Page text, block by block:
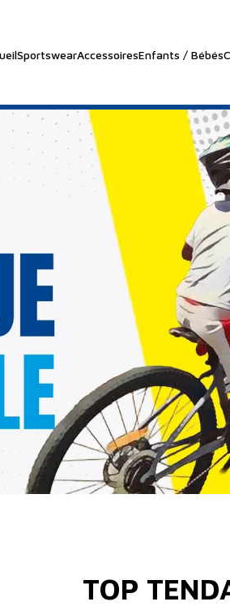
SportswearAccessoiresEnfants / Bébés
TOP